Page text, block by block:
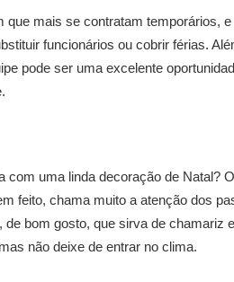
que mais se contratam temporários,
funcionários ou cobrir férias.
pode ser uma excelente
com uma linda decoração de Natal?
feito, chama muito a atenção dos
de bom gosto, que sirva de chamariz
não deixe de entrar no clima.